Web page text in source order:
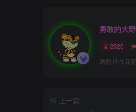
勇敢的大
2320
酒醒只在花
上一篇